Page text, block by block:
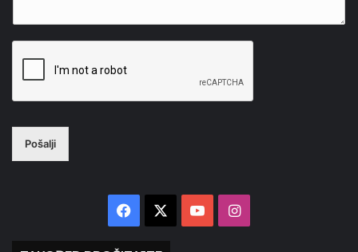
Pošalji
Facebook YouTubeInstagram